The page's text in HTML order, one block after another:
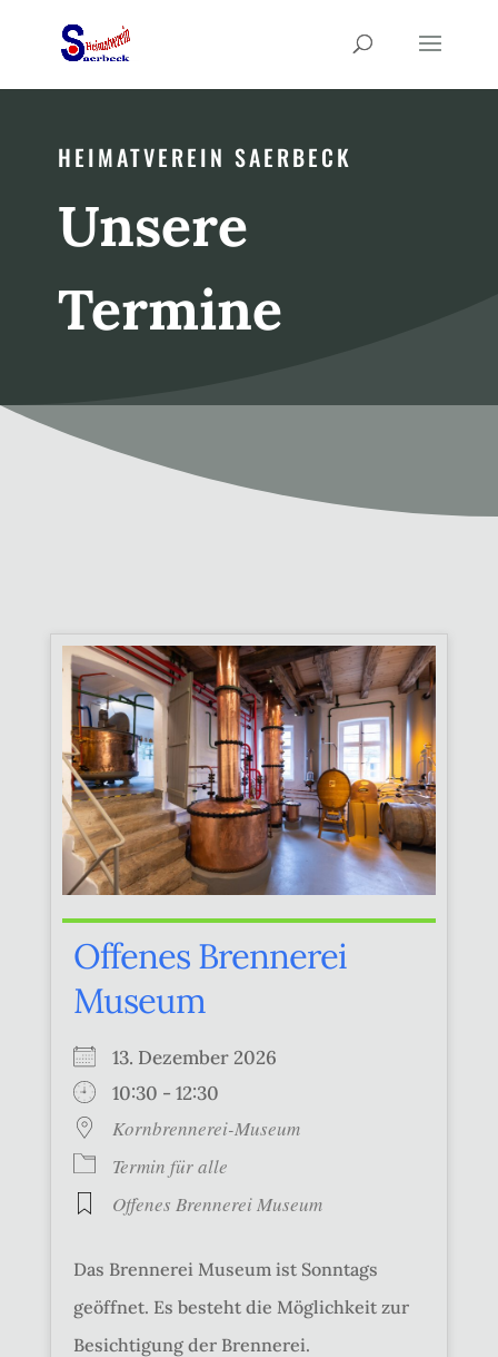
HEIMATVEREIN SAERBECK
Unsere
Termine
Offenes Brennerei
Museum
13. Dezember 2026
10:30 - 12:30
Kornbrennerei-Museum
Termin für alle
Offenes Brennerei Museum
Das Brennerei Museum ist Sonntags
geöffnet. Es besteht die Möglichkeit zur
Besichtigung der Brennerei.